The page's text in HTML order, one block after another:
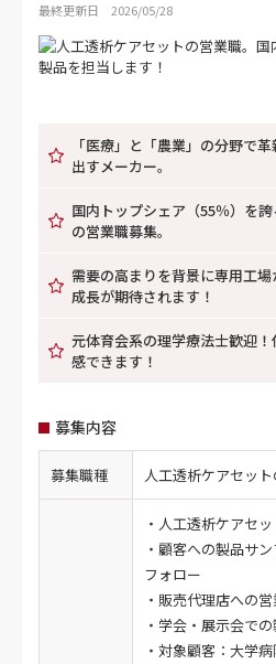
最終更新日 2026/05/28
「医療」と「農業」の分野で
出すメーカー。
国内トップシェア（55％）を
の営業職募集。
需要の高まりを背景に専用工
成長が期待されます！
元体育会系の理学療法士歓迎
感できます！
募集内容
募集職種 人工透析ケアセッ
・人工透析ケアセ
・顧客への製品サ
フォロー
・販売代理店への
・学会・展示会で
・対象顧客：大学